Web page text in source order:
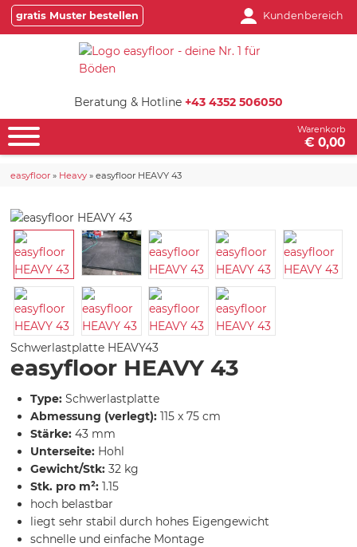
gratis Muster bestellen Kundenbereich
Beratung & Hotline +43 4352 506050
Warenkorb
€ 0,00
easyfloor » Heavy »easyfloor HEAVY 43
Schwerlastplatte HEAVY43
easyfloor HEAVY 43
Type: Schwerlastplatte
Abmessung (verlegt): 115 x 75 cm
Stärke: 43 mm
Unterseite: Hohl
Gewicht/Stk: 32 kg
Stk. pro m²: 1.15
hoch belastbar
liegt sehr stabil durch hohes Eigengewicht
schnelle und einfache Montage